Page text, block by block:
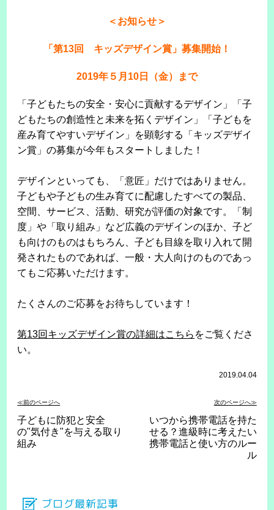
＜お知らせ＞
「第13回 キッズデザイン賞」募集開始！
2019年５月10日（金）まで
「子どもたちの安全・安心に貢献するデザイン」「子
どもたちの創造性と未来を拓くデザイン」「子どもを
産み育てやすいデザイン」を顕彰する「キッズデザイ
ン賞」の募集が今年もスタートしました！
デザインといっても、「意匠」だけではありません。
子どもや子どもの生み育てに配慮したすべての製品、
空間、サービス、活動、研究が評価の対象です。「制
度」や「取り組み」など広義のデザインのほか、子ど
も向けのものはもちろん、子ども目線を取り入れて開
発されたものであれば、一般・大人向けのものであっ
てもご応募いただけます。
たくさんのご応募をお待ちしています！
第13回キッズデザイン賞の詳細はこちら をご覧くださ
い。
2019.04.04
≪前のページへ 次のページへ≫
子どもに防犯と安全
の"気付き"を与える取り
組み
いつから携帯電話を持た
せる？進級時に考えたい
携帯電話と使い方のルー
ル
ブログ最新記事